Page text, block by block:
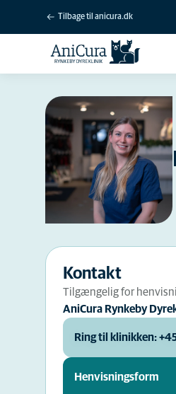
Tilbage til anicura.dk
Kontakt
Tilgængelig for
AniCura Rynkeby
Ring til klinikken:
Henvisningsform